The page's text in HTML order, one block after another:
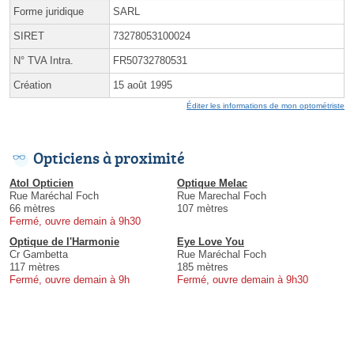
Forme juridique SARL
SIRET 73278053100024
N° TVA Intra. FR50732780531
Création 15 août 1995
Éditer les informations de mon optométriste
Opticiens à proximité
Atol Opticien
Rue Maréchal Foch
66 mètres
Fermé, ouvre demain à 9h30
Optique Melac
Rue Marechal Foch
107 mètres
Optique de l'Harmonie
Cr Gambetta
117 mètres
Fermé, ouvre demain à 9h
Eye Love You
Rue Maréchal Foch
185 mètres
Fermé, ouvre demain à 9h30